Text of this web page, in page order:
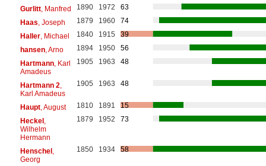
Gurlitt, Manfred 1890 1972
63
Haas , Joseph 1879 1960
74
Haller, Michael 1840 1915
39
hansen, Arno 1894 1950
56
Hartmann, Karl
Amadeus
1905 1963 48
Hartmann 2
Karl Amadeus
1905 1963 48
Haupt, August 1810 1891
15
Heckel,
Wilhelm
Hermann
1879 1952 73
Henschel,
Georg
1850 1934 58